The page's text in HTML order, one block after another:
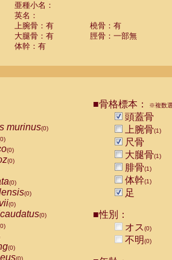
(1)
(0)
cana
亜種小名：
英名：
上腕骨：有
橈骨：有
大腿骨：有
脛骨：一部無
体幹：有
murinus(0)
(0)
(0)
(0)
(0)
(0)
(0)
(0)
(0)
■骨格標本： ※複数
頭蓋骨
上腕骨(1)
尺骨
大腿骨(1)
腓骨(1)
体幹(1)
足
■性別：
オス(0)
不明(0)